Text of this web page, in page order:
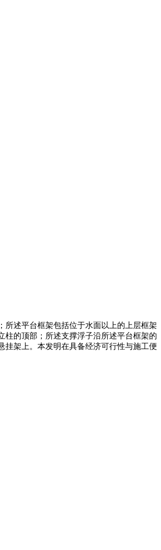
所述平台框架包括位于水面以上的上层框架
柱的顶部；所述支撑浮子沿所述平台框架的
挂架上。本发明在具备经济可行性与施工便